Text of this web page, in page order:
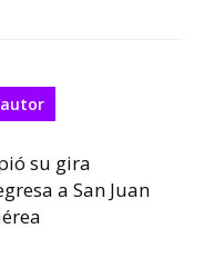
su gira
a San Juan